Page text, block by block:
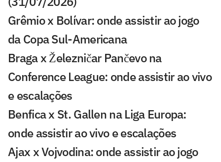
Grêmio x Bolívar: onde assistir ao jogo
da Copa Sul-Americana
Braga x Železničar Pančevo na
Conference League: onde assistir ao vivo
e escalações
Benfica x St. Gallen na Liga Europa:
onde assistir ao vivo e escalações
Ajax x Vojvodina: onde assistir ao jogo